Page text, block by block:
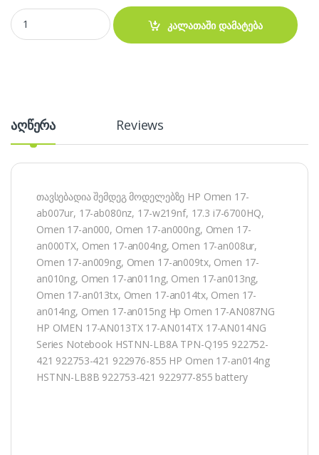
HP FM08 battery 16 pin - ელემენტი quantity
კალათაში დამატება
აღწერა Reviews
თავსებადია შემდეგ მოდელებზე HP Omen 17-
ab007ur, 17-ab080nz, 17-w219nf, 17.3 i7-6700HQ,
Omen 17-an000, Omen 17-an000ng, Omen 17-
an000TX, Omen 17-an004ng, Omen 17-an008ur,
Omen 17-an009ng, Omen 17-an009tx, Omen 17-
an010ng, Omen 17-an011ng, Omen 17-an013ng,
Omen 17-an013tx, Omen 17-an014tx, Omen 17-
an014ng, Omen 17-an015ng Hp Omen 17-AN087NG
HP OMEN 17-AN013TX 17-AN014TX 17-AN014NG
Series Notebook HSTNN-LB8A TPN-Q195 922752-
421 922753-421 922976-855 HP Omen 17-an014ng
HSTNN-LB8B 922753-421 922977-855 battery